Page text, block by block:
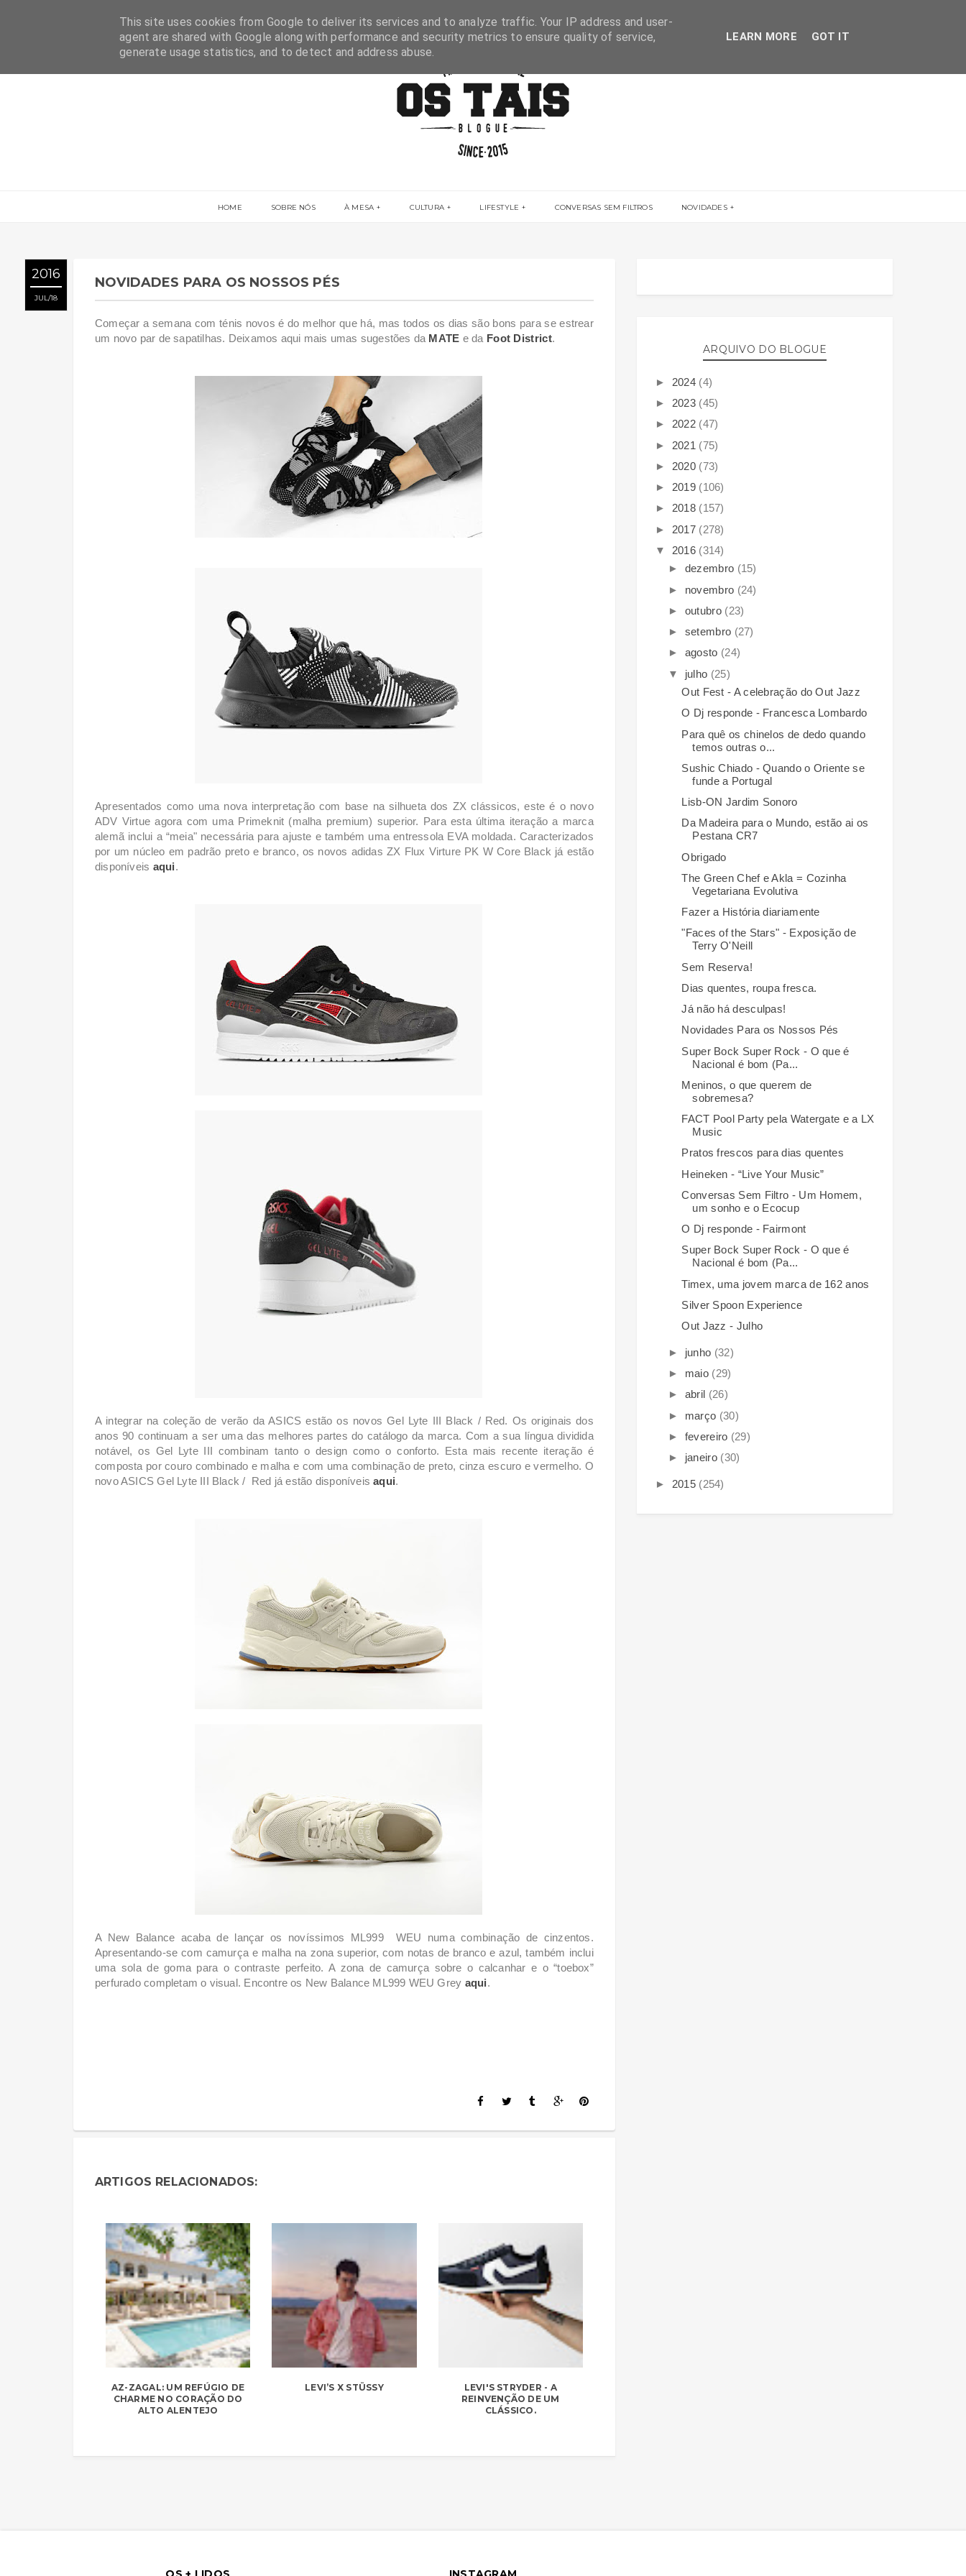
HOME SOBRE NÓS À MESA CULTURA LIFESTYLE CONVERSAS SEM FILTROS NOVIDADES
2016
JUL 18
NOVIDADES PARA OS NOSSOS PÉS
Começar a semana com ténis novos é do melhor que há, mas todos os dias são bons para se estrear
um novo par de sapatilhas. Deixamos aqui mais umas sugestões da MATE e da Foot District.
Apresentados como uma nova interpretação com base na silhueta dos ZX clássicos, este é o novo
ADV Virtue agora com uma Primeknit (malha premium) superior. Para esta última iteração a marca
alemã inclui a “meia" necessária para ajuste e também uma entressola EVA moldada. Caracterizados
por um núcleo em padrão preto e branco, os novos adidas ZX Flux Virture PK W Core Black já estão
disponíveis aqui.
A integrar na coleção de verão da ASICS estão os novos Gel Lyte III Black / Red. Os originais dos
anos 90 continuam a ser uma das melhores partes do catálogo da marca. Com a sua língua dividida
notável, os Gel Lyte III combinam tanto o design como o conforto. Esta mais recente iteração é
composta por couro combinado e malha e com uma combinação de preto, cinza escuro e vermelho. O
novo ASICS Gel Lyte III Black / Red já estão disponíveisaqui.
A New Balance acaba de lançar os novíssimos ML999 WEU numa combinação de cinzentos.
Apresentando-se com camurça e malha na zona superior, com notas de branco e azul, também inclui
uma sola de goma para o contraste perfeito. A zona de camurça sobre o calcanhar e o “toebox”
perfurado completam o visual. Encontre os New Balance ML999 WEU Grey aqui.
ARTIGOS RELACIONADOS:
AZ-ZAGAL: UM REFÚGIO DE
CHARME NO CORAÇÃO DO
ALTO ALENTEJO
LEVI’S X STÜSSY
LEVI'S STRYDER - A
REINVENÇÃO DE UM
CLÁSSICO.
ARQUIVO DO BLOGUE
► 2024 (4)
► 2023 (45)
► 2022 (47)
► 2021 (75)
► 2020 (73)
► 2019 (106)
► 2018 (157)
► 2017 (278)
▼ 2016 (314)
► dezembro (15)
► novembro (24)
► outubro (23)
► setembro (27)
► agosto (24)
▼ julho (25)
Out Fest - A celebração do Out Jazz
O Dj responde - Francesca Lombardo
Para quê os chinelos de dedo quando
temos outras o...
Sushic Chiado - Quando o Oriente se
funde a Portugal
Lisb-ON Jardim Sonoro
Da Madeira para o Mundo, estão ai os
Pestana CR7
Obrigado
The Green Chef e Akla = Cozinha
Vegetariana Evolutiva
Fazer a História diariamente
"Faces of the Stars" - Exposição de
Terry O'Neill
Sem Reserva!
Dias quentes, roupa fresca.
Já não há desculpas!
Novidades Para os Nossos Pés
Super Bock Super Rock - O que é
Nacional é bom (Pa...
Meninos, o que querem de
sobremesa?
FACT Pool Party pela Watergate e a LX
Music
Pratos frescos para dias quentes
Heineken - “Live Your Music”
Conversas Sem Filtro - Um Homem,
um sonho e o Ecocup
O Dj responde - Fairmont
Super Bock Super Rock - O que é
Nacional é bom (Pa...
Timex, uma jovem marca de 162 anos
Silver Spoon Experience
Out Jazz - Julho
► junho (32)
► maio (29)
► abril (26)
► março (30)
► fevereiro (29)
► janeiro (30)
► 2015 (254)
This site uses cookies from Google to deliver its services and to analyze traffic. Your IP address and user-
agent are shared with Google along with performance and security metrics to ensure quality of service,
generate usage statistics, and to detect and address abuse.
LEARN MORE GOT IT